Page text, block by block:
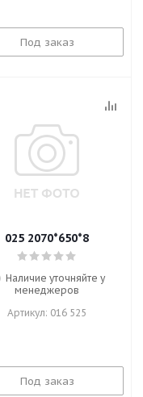
Под заказ
025 2070*650*8
Наличие уточняйте у
менеджеров
Артикул: 016 525
Под заказ